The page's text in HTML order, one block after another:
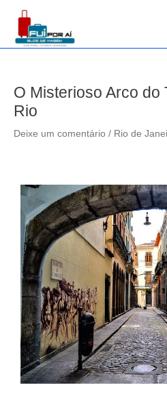
O Misterioso Arco do
Rio
Deixe um comentário / Rio de